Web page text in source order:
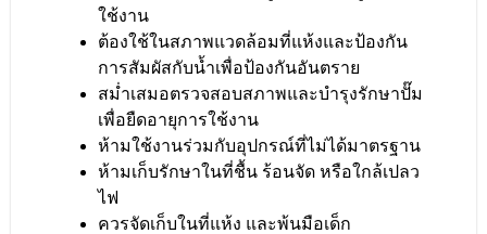
ใช้งาน
ต้องใช้ในสภาพแวดล้อมที่แห้งและป้องกัน
การสัมผัสกับน้ำเพื่อป้องกันอันตราย
สม่ำเสมอตรวจสอบสภาพและบำรุงรักษาปั๊ม
เพื่อยืดอายุการใช้งาน
ห้ามใช้งานร่วมกับอุปกรณ์ที่ไม่ได้มาตรฐาน
ห้ามเก็บรักษาในที่ชื้น ร้อนจัด หรือใกล้เปลว
ไฟ
ควรจัดเก็บในที่แห้ง และพ้นมือเด็ก